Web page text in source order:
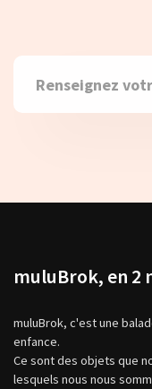
muluBrok, en 2
muluBrok, c'est une
enfance.
Ce sont des objets que
lesquels nous nous